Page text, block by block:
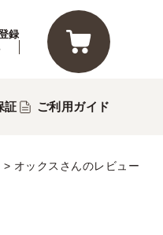
録
証 ご利用ガイド
オックスさんのレビュー